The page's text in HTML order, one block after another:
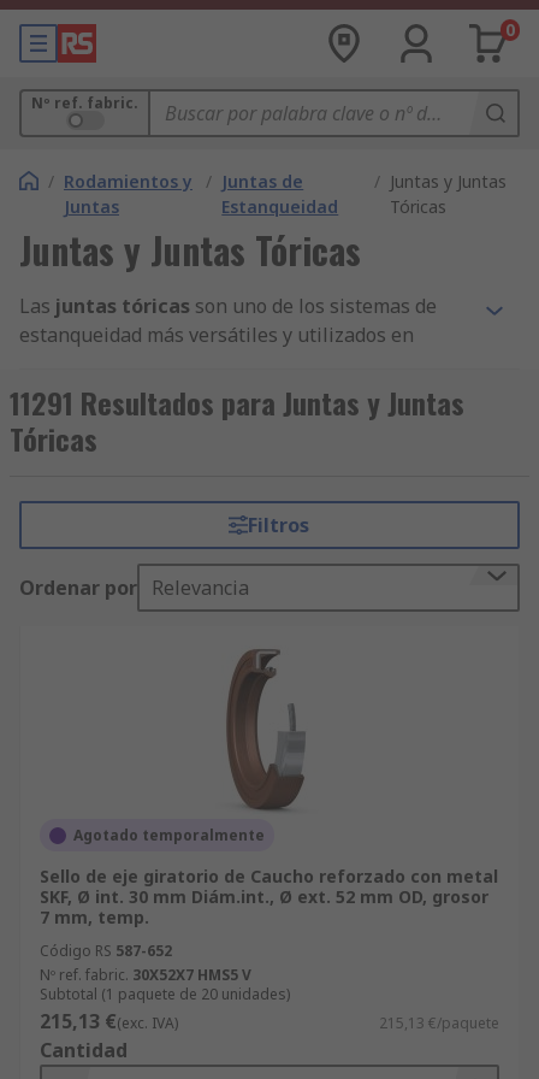
0
Nº ref. fabric.
/ Rodamientos y
Juntas
/ Juntas de
Estanqueidad
/ Juntas y Juntas
Tóricas
Juntas y Juntas Tóricas
Las juntas tóricas son uno de los sistemas de
estanqueidad más versátiles y utilizados en
neumáticas.
En el catálogo de RS encontrarás, además de
distintas especificaciones. De esta forma, te
aseguramos que en esta página tenemos el
artículo idóneo para tu proyecto. ¡Visita todas las
opciones disponibles derodamientos y juntas
completa tu pedido ahora!
¿Cómo y dónde funcionan las juntas
es un anillo de elastómero con
sección circular que se coloca en una ranura
diseñada en una pieza, y cuando se une con la
elaborarse con plástico, metales y otros
materiales. Esta variedad de materiales permite
el uso dejuntas tóricas
garantizar el ajuste óptimo y la junta más fiable.
Gracias a su diseño simple y flexible, lasjuntas
tóricasfuncionan bien tanto en aplicaciones
11291 Resultados para Juntas y Juntas
Tóricas
Filtros
Ordenar por Relevancia
Agotado temporalmente
Sello de eje giratorio de Caucho reforzado con metal
SKF, Ø int. 30 mm Diám.int., Ø ext. 52 mm OD, grosor
7 mm, temp.
Código RS 587-652
Nº ref. fabric. 30X52X7 HMS5 V
Subtotal (1 paquete de 20 unidades)
215,13 €(exc. IVA) 215,13 €/paquete
Cantidad